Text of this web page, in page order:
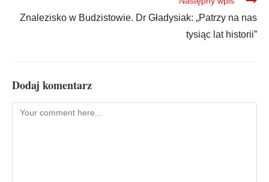
Znalezisko w Budzistowie. Dr Gładysiak: „Patrzy na nas
tysiąc lat historii”
Dodaj komentarz